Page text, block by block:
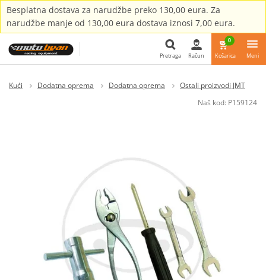
Besplatna dostava za narudžbe preko 130,00 eura. Za
narudžbe manje od 130,00 eura dostava iznosi 7,00 eura.
Pretraga
Pretraga Račun
0
Košarica Meni
Kući Dodatna oprema Dodatna oprema
Ostali proizvodi JMT
Naš kod: P159124